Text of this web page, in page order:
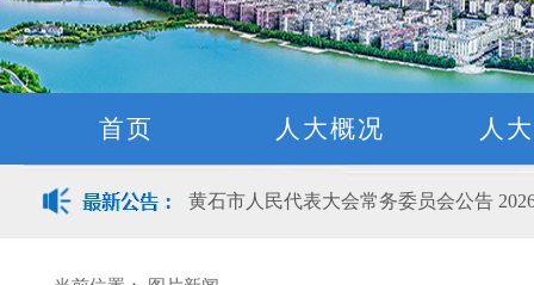
首页 人大概况 人
公开征集“扩大内需大力提振消费”社会
黄石市人民代表大会常务委员会公告
黄石市人民代表大会常务委员会公告
黄石市人民代表大会常务委员会公告